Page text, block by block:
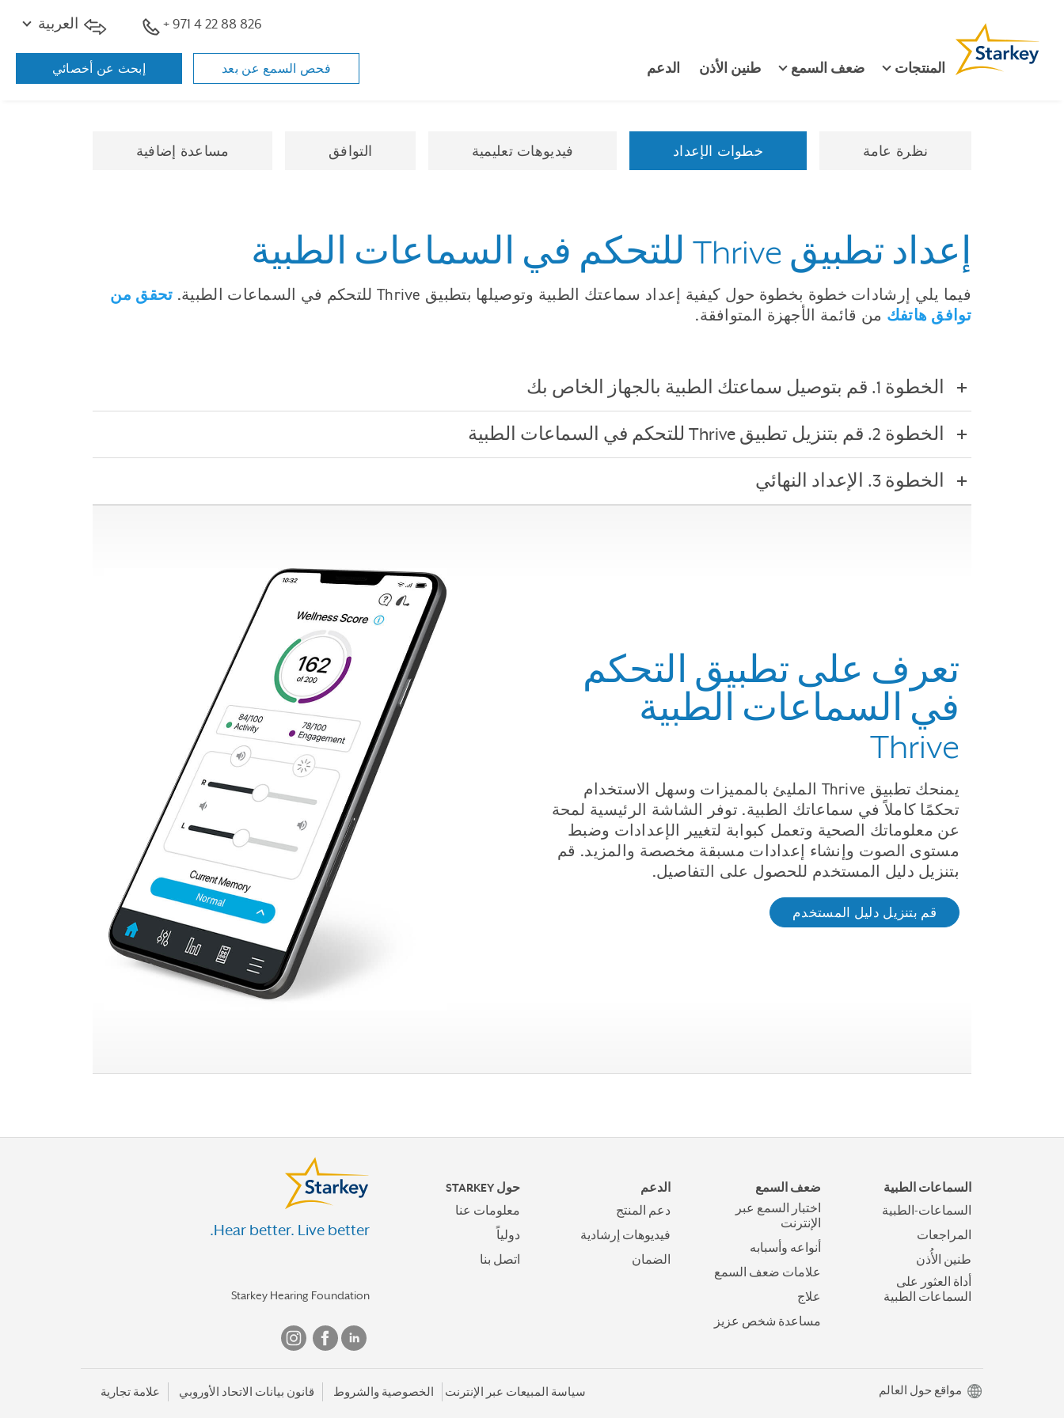
+ 971 4 22 88 826 العربية
المنتجات ضعف السمع طنين الأذن الدعم فحص السمع عن بعد إبحث عن أخصائي
نظرة عامة خطوات الإعداد فيديوهات تعليمية التوافق مساعدة إضافية
إعداد تطبيق Thrive للتحكم في السماعات الطبية
فيما يلي إرشادات خطوة بخطوة حول كيفية إعداد سماعتك الطبية وتوصيلها بتطبيق Thrive للتحكم في السماعات الطبية.
تحقق من
توافق هاتفك من قائمة الأجهزة المتوافقة.
الخطوة 1. قم بتوصيل سماعتك الطبية بالجهاز الخاص بك
الخطوة 2. قم بتنزيل تطبيق Thrive للتحكم في السماعات الطبية
الخطوة 3. الإعداد النهائي
تعرف على تطبيق التحكم
في السماعات الطبية
Thrive
يمنحك تطبيق Thrive المليئ بالمميزات وسهل الاستخدام
تحكمًا كاملاً في سماعاتك الطبية. توفر الشاشة الرئيسية لمحة
عن معلوماتك الصحية وتعمل كبوابة لتغيير الإعدادات وضبط
مستوى الصوت وإنشاء إعدادات مسبقة مخصصة والمزيد. قم
بتنزيل دليل المستخدم للحصول على التفاصيل.
قم بتنزيل دليل المستخدم
السماعات الطبية
السماعات-الطبية
المراجعات
طنين الأُذن
أداة العثور على
السماعات الطبية
ضعف السمع
اختبار السمع عبر
الإنترنت
أنواعه وأسبابه
علامات ضعف السمع
علاج
مساعدة شخص عزيز
الدعم
دعم المنتج
فيديوهات إرشادية
الضمان
حول STARKEY
معلومات عنا
دولياً
اتصل بنا
Hear better. Live better.
Starkey Hearing Foundation
سياسة المبيعات عبر الإنترنت الخصوصية والشروط قانون بيانات الاتحاد الأوروبي مواقع حول العالم علامة تجارية